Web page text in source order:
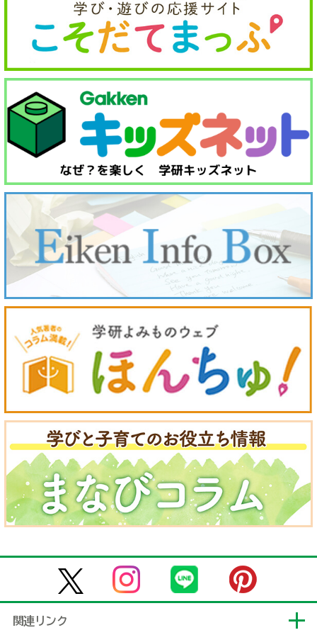
関連リンク